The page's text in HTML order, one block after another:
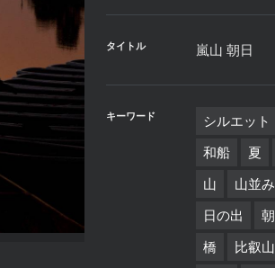
タイトル 嵐山 朝日
キーワード シルエット
和船 夏
山 山並み
日の出 朝
橋 比叡山